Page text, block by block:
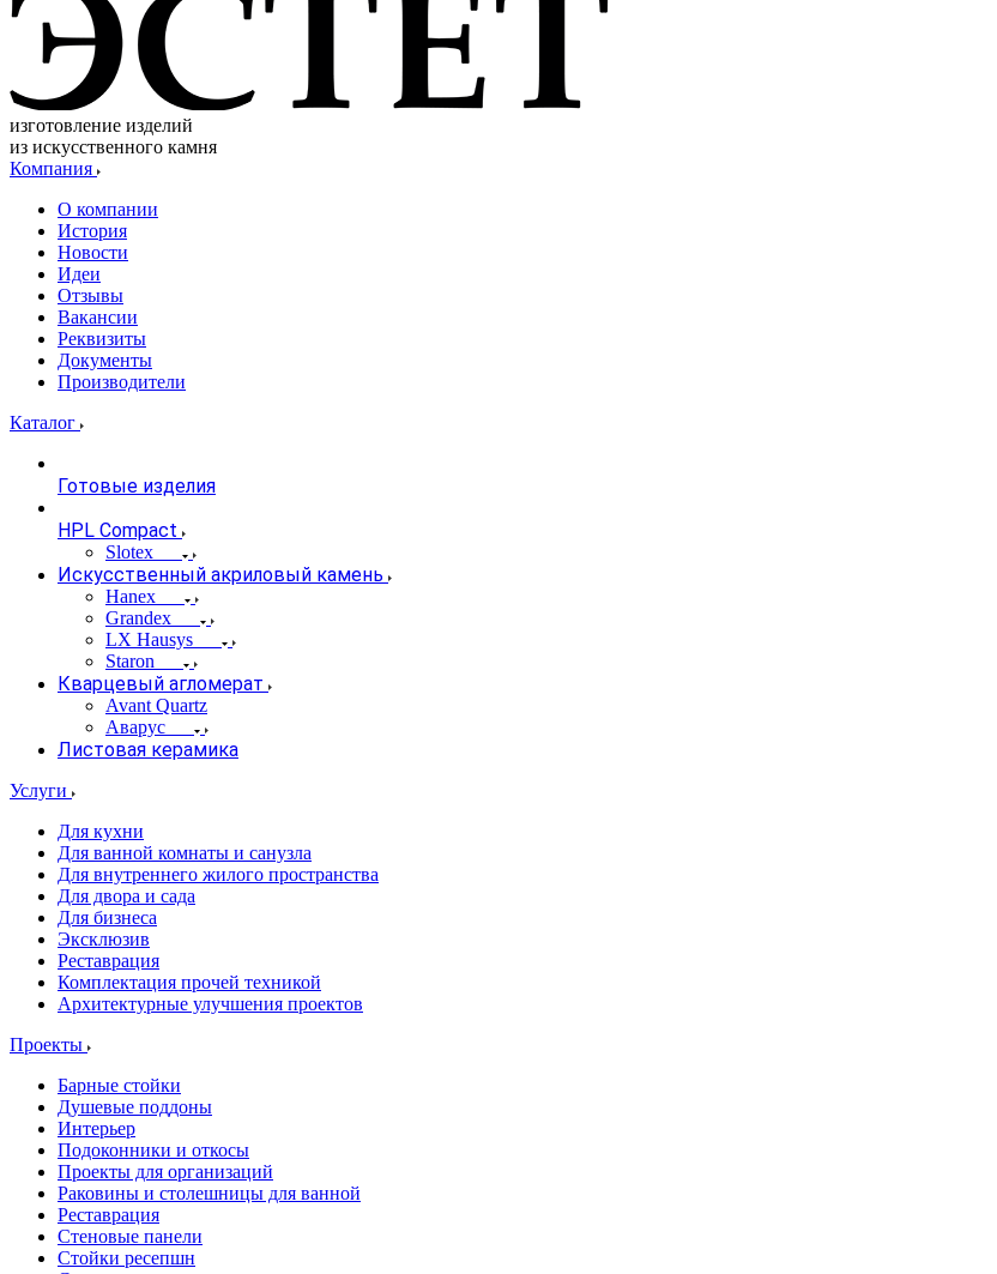
изготовление изделий
из искусственного камня
Компания
О компании
История
Новости
Идеи
Отзывы
Вакансии
Реквизиты
Документы
Производители
Каталог
Готовые изделия
HPL Compact
Slotex
Искусственный акриловый камень
Hanex
Grandex
LX Hausys
Staron
Кварцевый агломерат
Avant Quartz
Аварус
Листовая керамика
Услуги
Для кухни
Для ванной комнаты и санузла
Для внутреннего жилого пространства
Для двора и сада
Для бизнеса
Эксклюзив
Реставрация
Комплектация прочей техникой
Архитектурные улучшения проектов
Проекты
Барные стойки
Душевые поддоны
Интерьер
Подоконники и откосы
Проекты для организаций
Раковины и столешницы для ванной
Реставрация
Стеновые панели
Стойки ресепшн